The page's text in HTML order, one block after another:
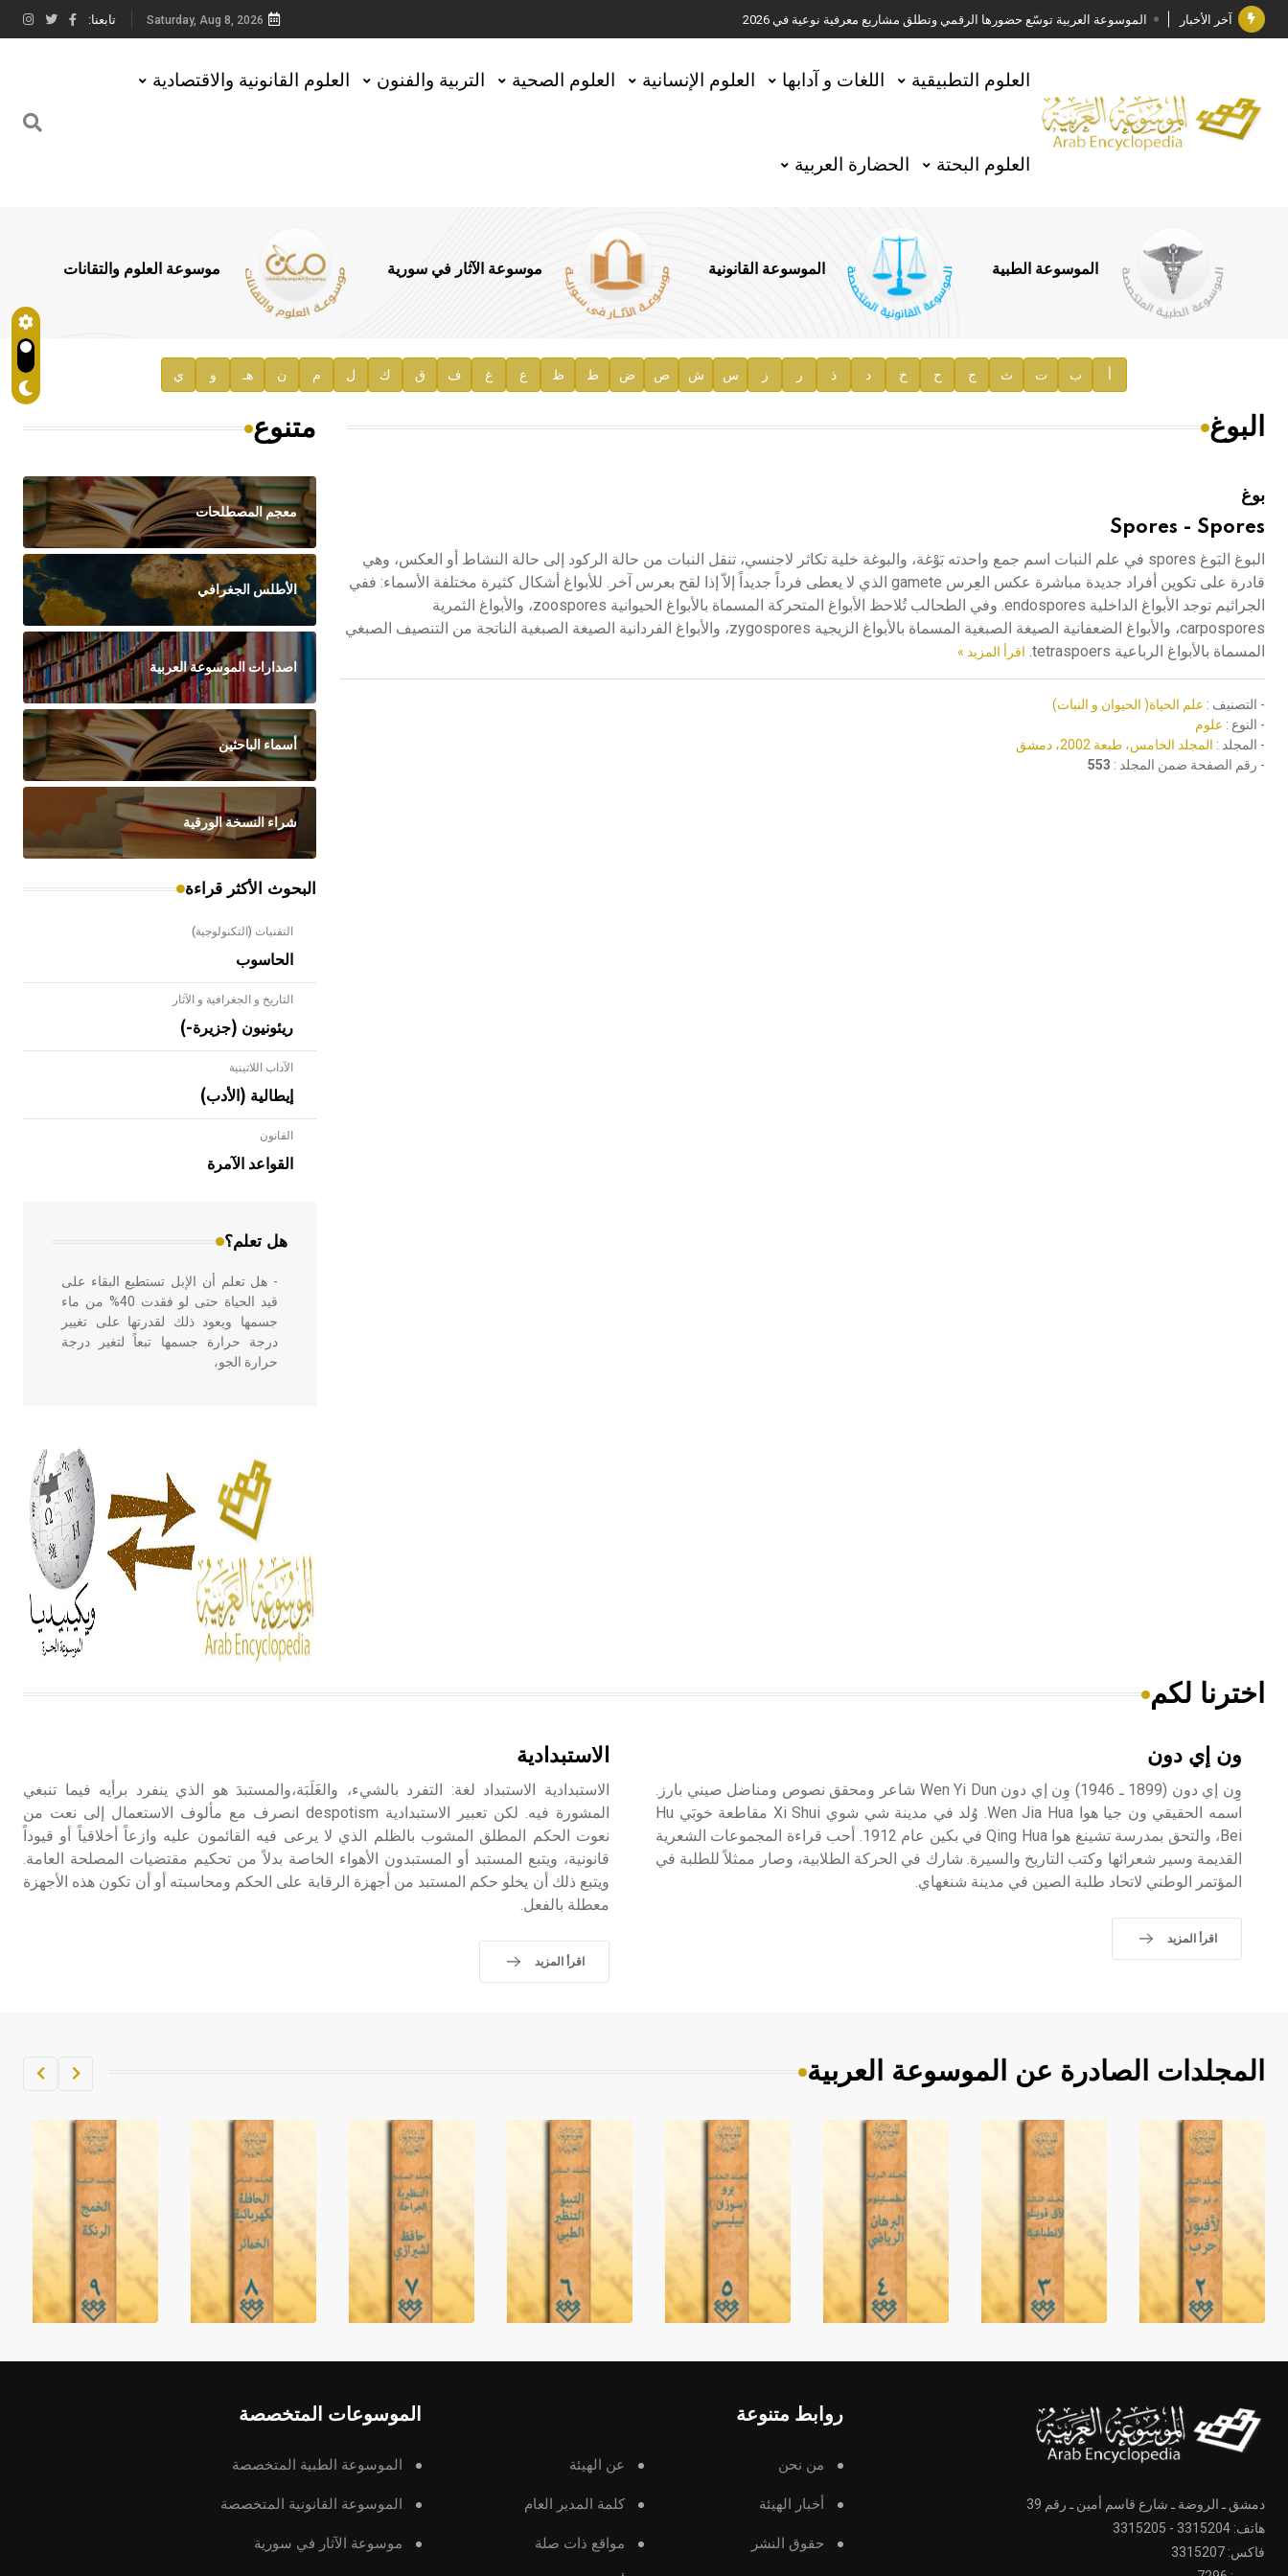
آخر الأخبار الموسوعة العربية توسّع حضورها الرقمي وتطلق مشاريع معرفية نوعية في 2026
جائزة مجمع الملك سلمان العالمي للغة العربية 2025
الأستاذ إياد خالد الطباع مدير عام لهيئة الموسوعة العربية
السيد محمد ياسين صالح وزيرا للثقافة
توصيات مجلس الإدارة
صدور المجلد السابع من موسوعة الآثار في سورية
إعلان..
Saturday, Aug 8, 2026 تابعنا:
العلوم التطبيقية اللغات و آدابها العلوم الإنسانية العلوم الصحية التربية والفنون العلوم القانونية والاقتصادية
العلوم البحتة الحضارة العربية
الموسوعة الطبية الموسوعة القانونية موسوعة الآثار في سورية موسوعة العلوم والتقانات
أ ب ت ث ج ح خ د ذ ر ز س ش ص ض ط ظ ع غ ف ق ك ل م ن هـ و ي
البوغ
بوغ
Spores - Spores
البوغ البَوغ spores في علم النبات اسم جمع واحدته بَوْغة، والبوغة خلية تكاثر لاجنسي، تنقل النبات من حالة الركود إلى حالة النشاط أو العكس، وهي
قادرة على تكوين أفراد جديدة مباشرة عكس العِرس gamete الذي لا يعطى فرداً جديداً إلاّ إذا لقح بعرس آخر. للأبواغ أشكال كثيرة مختلفة الأسماء: ففي
الجراثيم توجد الأبواغ الداخلية endospores. وفي الطحالب تُلاحظ الأبواغ المتحركة المسماة بالأبواغ الحيوانية zoospores، والأبواغ الثمرية
carpospores، والأبواغ الضعفانية الصيغة الصبغية المسماة بالأبواغ الزيجية zygospores، والأبواغ الفردانية الصيغة الصبغية الناتجة من التنصيف الصبغي
المسماة بالأبواغ الرباعية tetraspoers.
اقرأ المزيد »
- التصنيف : علم الحياة( الحيوان و النبات)
- النوع : علوم
- المجلد : المجلد الخامس، طبعة 2002، دمشق
- رقم الصفحة ضمن المجلد : 553
متنوع
معجم المصطلحات
الأطلس الجغرافي
اصدارات الموسوعة العربية
أسماء الباحثين
شراء النسخة الورقية
البحوث الأكثر قراءة
التقنيات (التكنولوجية)
الحاسوب
التاريخ و الجغرافية و الآثار
ريئونيون (جزيرة-)
الآداب اللاتينية
إيطالية (الأدب)
القانون
القواعد الآمرة
هل تعلم؟
- هل تعلم أن الأبلق نوع من الفنون
الهندسية التي ارتبطت بالعمارة الإسلامية
في بلاد الشام ومصر خاصة، حيث يحرص
- هل تعلم أن الإبل تستطيع البقاء على
قيد الحياة حتى لو فقدت 40% من ماء
جسمها ويعود ذلك لقدرتها على تغيير
درجة حرارة جسمها تبعاً لتغير درجة
حرارة الجو،
أربعة مؤلفات هي: الحكم، الأدلة، تنظيم
التغذية، ورسالته في جروح الرأس.
ويعود له الفضل بأنه حرر الطب من
الدين والفلسفة.
- هل تعلم أن المرجان إفراز حيواني
يتكون في البحر ويتركب من مادة
كربونات الكلسيوم، وهو أحمر أو شديد
الحمرة وهو أجود أنواعه، ويمتاز بكبر
الحجم ويسمى الش
الإنكليزية أب
- هل تعلم أن أبجر Abgar اسم معروف
جيداً يعود إلى عدد من الملوك الذين
اخترنا لكم
ون إي دون
وِِن إي دون (1899 ـ 1946) وِن إي دون Wen Yi Dun شاعر ومحقق نصوص ومناضل صيني بارز.
اسمه الحقيقي ون جيا هوا Wen Jia Hua. وُلد في مدينة شي شوي Xi Shui مقاطعة خوبَي Hu
Bei، والتحق بمدرسة تشينغ هوا Qing Hua في بكين عام 1912. أحب قراءة المجموعات الشعرية
القديمة وسير شعرائها وكتب التاريخ والسيرة. شارك في الحركة الطلابية، وصار ممثلاً للطلبة في
المؤتمر الوطني لاتحاد طلبة الصين في مدينة شنغهاي.
اقرأ المزيد
الاستبدادية
الاستبدادية الاستبداد لغة: التفرد بالشيء، والغَلَبَة،والمستبدَ هو الذي ينفرد برأيه فيما تنبغي
المشورة فيه. لكن تعبير الاستبدادية despotism انصرف مع مألوف الاستعمال إلى نعت من
نعوت الحكم المطلق المشوب بالظلم الذي لا يرعى فيه القائمون عليه وازعاً أخلاقياً أو قيوداً
قانونية، ويتبع المستبد أو المستبدون الأهواء الخاصة بدلاً من تحكيم مقتضيات المصلحة العامة.
ويتبع ذلك أن يخلو حكم المستبد من أجهزة الرقابة على الحكم ومحاسبته أو أن تكون هذه الأجهزة
معطلة بالفعل.
اقرأ المزيد
المجلدات الصادرة عن الموسوعة العربية
دمشق ـ الروضة ـ شارع قاسم أمين ـ رقم 39
هاتف: 3315204 - 3315205
فاكس: 3315207
روابط متنوعة
من نحن عن الهيئة
أخبار الهيئة كلمة المدير العام
حقوق النشر مواقع ذات صلة
الموسوعات المتخصصة
الموسوعة الطبية المتخصصة
الموسوعة القانونية المتخصصة
موسوعة الآثار في سورية